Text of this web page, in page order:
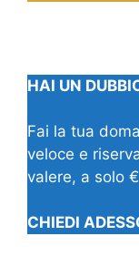
HAI UN
Fai la tua
veloce e
valere, a solo
CHIEDI